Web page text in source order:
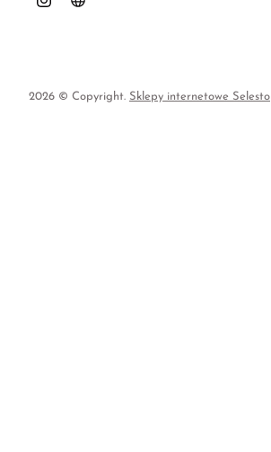
2026 © Copyright. Sklepy internetowe Selesto